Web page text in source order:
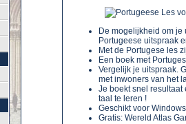
De mogelijkheid om je
Portugeese uitspraak
Met de Portugese les
Een boek met
Vergelijk je uitspraak.
met inwoners van het
Je boekt snel resultaat
taal te leren !
Geschikt voor
Gratis: Wereld Atlas